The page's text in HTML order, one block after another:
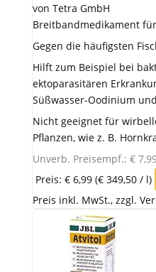
von Tetra GmbH
Breitbandmedikament
Gegen die häufigsten
Hilft zum Beispiel bei
ektoparasitären
Süßwasser-Oodinium
Nicht geeignet für
Pflanzen, wie z. B.
Unverb. Preisempf.: €
Preis: € 6,99 (€ 349,50 / l)
Preis inkl. MwSt., zzgl.